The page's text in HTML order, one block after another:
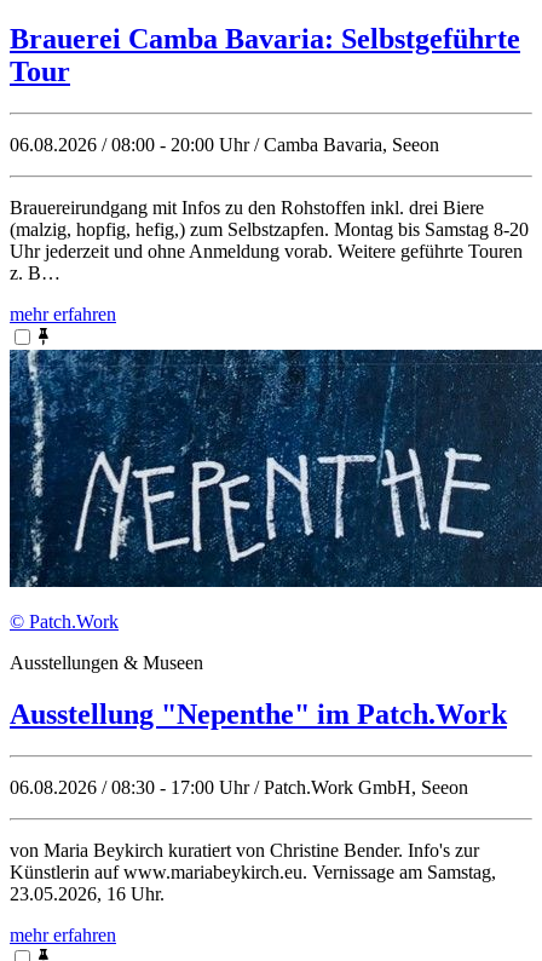
Brauerei Camba Bavaria: Selbstgeführte
Tour
06.08.2026 / 08:00 - 20:00 Uhr / Camba Bavaria, Seeon
Brauereirundgang mit Infos zu den Rohstoffen inkl. drei Biere
(malzig, hopfig, hefig,) zum Selbstzapfen. Montag bis Samstag 8-20
Uhr jederzeit und ohne Anmeldung vorab. Weitere geführte Touren
z. B…
mehr erfahren
© Patch.Work
Ausstellungen & Museen
Ausstellung "Nepenthe" im Patch.Work
06.08.2026 / 08:30 - 17:00 Uhr / Patch.Work GmbH, Seeon
von Maria Beykirch kuratiert von Christine Bender. Info's zur
Künstlerin auf www.mariabeykirch.eu. Vernissage am Samstag,
23.05.2026, 16 Uhr.
mehr erfahren